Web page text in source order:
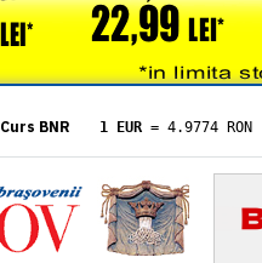
Curs BNR 1 EUR = 4.9774 RON
= 5.8304 RON
1 XAU= 464.4611 RON
1 AED= 1.1933 RON
1 AUD= 2.7957 RON
1 BGN= 2.5449 RON